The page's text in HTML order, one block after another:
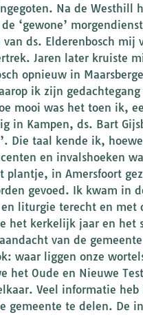
Na de Westhill
‘gewone’
van ds. Elderenbosch mij
Jaren later kruiste
opnieuw in
ik zijn
mooi was het toen ik,
in Kampen, ds. Bart
Die taal kende ik,
en invalshoeken
in Amersfoort
gevoed. Ik kwam in
liturgie terecht en met
het kerkelijk jaar en het
van de
waar liggen onze
het Oude en Nieuwe
Veel informatie heb
gemeente te delen. De